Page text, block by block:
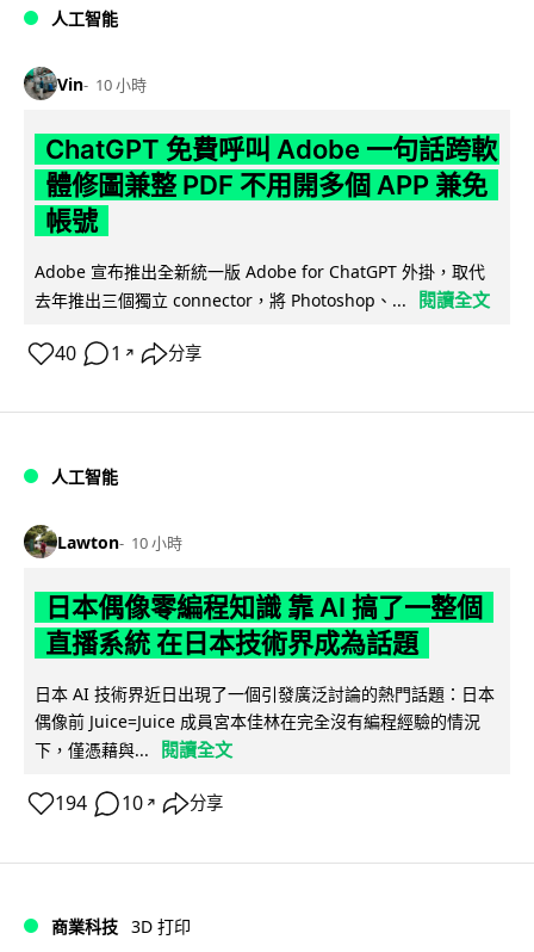
人工智能
Vin 10 小時
ChatGPT 免費呼叫 Adobe 一句話跨軟
體修圖兼整 PDF 不用開多個 APP 兼免
帳號
Adobe 宣布推出全新統一版 Adobe for ChatGPT 外掛，取代
去年推出三個獨立 connector，將 Photoshop、...
閱讀全文
40 1 ↗ 分享
人工智能
Lawton 10 小時
日本偶像零編程知識 靠 AI 搞了一整個
直播系統 在日本技術界成為話題
日本 AI 技術界近日出現了一個引發廣泛討論的熱門話題：日本
偶像前 Juice=Juice 成員宮本佳林在完全沒有編程經驗的情況
下，僅憑藉與...
閱讀全文
194 10 ↗ 分享
商業科技 3D 打印